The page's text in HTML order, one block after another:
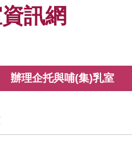
訊網
辦理企托與哺(集)乳室